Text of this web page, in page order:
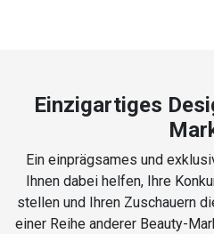
Einzigartiges
Ein einprägsames und
Ihnen dabei helfen, Ihre
stellen und Ihren Zuschauern
einer Reihe anderer Beauty-